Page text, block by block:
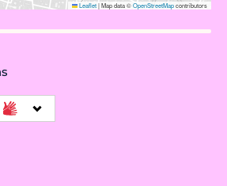
Leaflet|Map data ©OpenStreetMapcontributors